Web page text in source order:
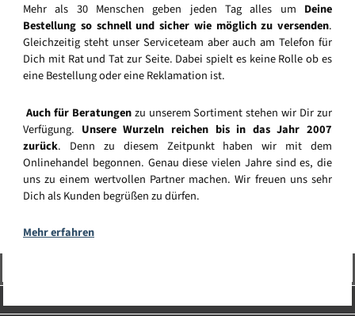
Mehr als 30 Menschen geben jeden Tag alles um Deine
Bestellung so schnell und sicher wie möglich zu versenden.
Gleichzeitig steht unser Serviceteam aber auch am Telefon für
Dich mit Rat und Tat zur Seite. Dabei spielt es keine Rolle ob es
eine Bestellung oder eine Reklamation ist.
Auch für Beratungenzu unserem Sortiment stehen wir Dir zur
Verfügung. Unsere Wurzeln reichen bis in das Jahr 2007
zurück. Denn zu diesem Zeitpunkt haben wir mit dem
Onlinehandel begonnen. Genau diese vielen Jahre sind es, die
uns zu einem wertvollen Partner machen. Wir freuen uns sehr
Dich als Kunden begrüßen zu dürfen.
Mehr erfahren